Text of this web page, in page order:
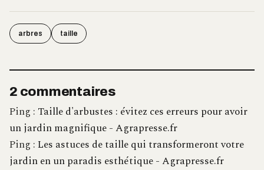
arbres taille
2 commentaires
Ping : Taille d'arbustes : évitez ces erreurs pour avoir
un jardin magnifique - Agrapresse.fr
Ping :Les astuces de taille qui transformeront votre
jardin en un paradis esthétique - Agrapresse.fr